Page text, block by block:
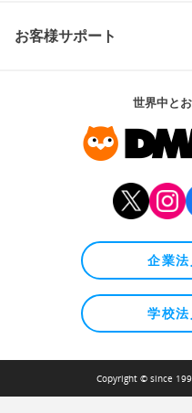
お客様サポート
世界中と
企業
学校
Copyright © since